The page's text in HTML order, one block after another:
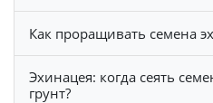
Как проращивать семена
Эхинацея: когда сеять
грунт?